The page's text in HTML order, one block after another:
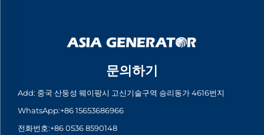
문의하기
Add: 중국 산둥성 웨이팡시 고신기술구역 승리동가 4616번지
WhatsApp:+86 15653686966
전화번호:+86 0536 8590148